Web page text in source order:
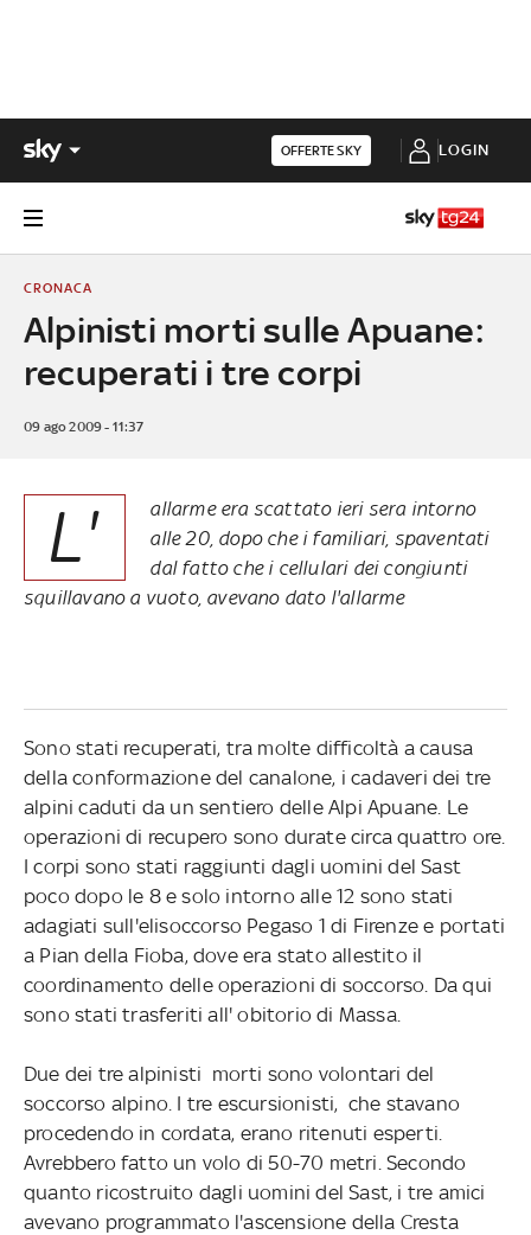
OFFERTE SKY LOGIN
Alpinisti morti sulle Apuane:
recuperati i tre corpi
CRONACA
09 ago 2009 - 11:37
L'
allarme era scattato ieri sera intorno
alle 20, dopo che i familiari, spaventati
dal fatto che i cellulari dei congiunti
squillavano a vuoto, avevano dato l'allarme
Sono stati recuperati, tra molte difficoltà a causa
della conformazione del canalone, i cadaveri dei tre
alpini caduti da un sentiero delle Alpi Apuane. Le
operazioni di recupero sono durate circa quattro ore.
I corpi sono stati raggiunti dagli uomini del Sast
poco dopo le 8 e solo intorno alle 12 sono stati
adagiati sull'elisoccorso Pegaso 1 di Firenze e portati
a Pian della Fioba, dove era stato allestito il
coordinamento delle operazioni di soccorso. Da qui
sono stati trasferiti all' obitorio di Massa.
Due dei tre alpinisti morti sono volontari del
soccorso alpino. I tre escursionisti, che stavano
procedendo in cordata, erano ritenuti esperti.
Avrebbero fatto un volo di 50-70 metri. Secondo
quanto ricostruito dagli uomini del Sast, i tre amici
avevano programmato l'ascensione della Cresta